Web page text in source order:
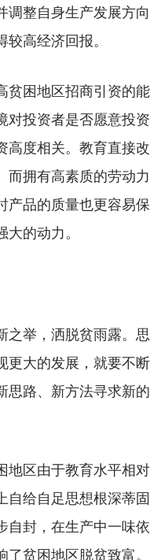
调整自身生产发展方
高经济回报。
困地区招商引资的
对投资者是否愿意投
高度相关。教育直接
而拥有高素质的劳动
产品的质量也更容易
的动力。
举，洒脱贫雨露。
更大的发展，就要不
思路、新方法寻求新
区由于教育水平相
自给自足思想根深蒂
自封，在生产中一味
了贫困地区脱贫致富